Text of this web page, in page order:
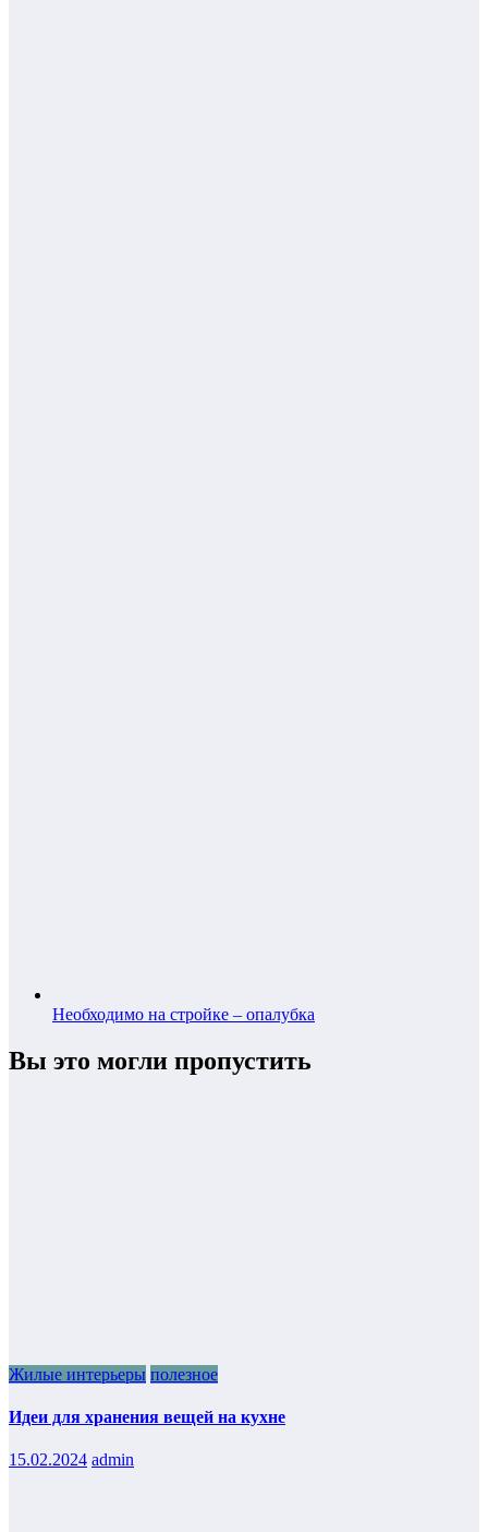
Необходимо на стройке – опалубка
Вы это могли пропустить
Жилые интерьеры полезное
Идеи для хранения вещей на кухне
15.02.2024 admin